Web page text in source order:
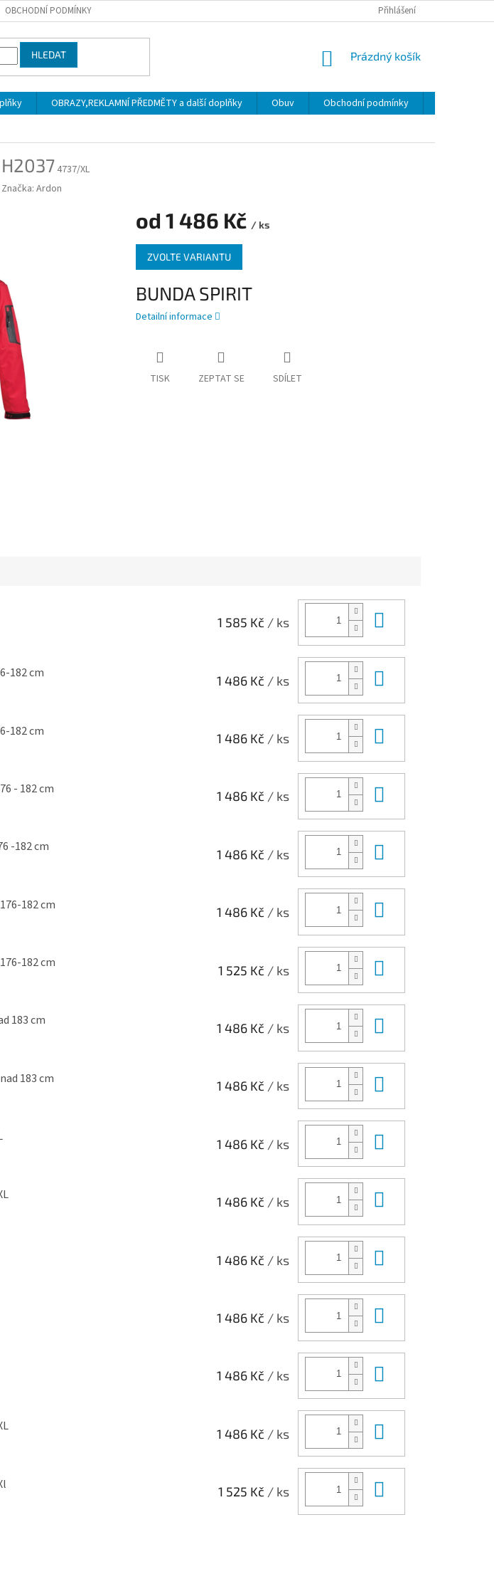
OBCHODNÍ PODMÍNKY Přihlášení
HLEDAT
NÁKUPNÍ
Prázdný košík
OBRAZY,REKLAMNÍ PŘEDMĚTY a další doplňky Obuv Obchodní podmínky
4737/XL
Značka: Ardon
od 1 486 Kč / ks
Měrná
cena:
ZVOLTE VARIANTU
BUNDA SPIRIT
Detailní informace
TISK ZEPTAT SE SDÍLET
1 585 Kč / ks
182 cm 1 486 Kč / ks
182 cm 1 486 Kč / ks
- 182 cm 1 486 Kč / ks
-182 cm 1 486 Kč / ks
182 cm 1 486 Kč / ks
182 cm 1 525 Kč / ks
183 cm 1 486 Kč / ks
183 cm 1 486 Kč / ks
1 486 Kč / ks
1 486 Kč / ks
1 486 Kč / ks
1 486 Kč / ks
1 486 Kč / ks
1 486 Kč / ks
1 525 Kč / ks